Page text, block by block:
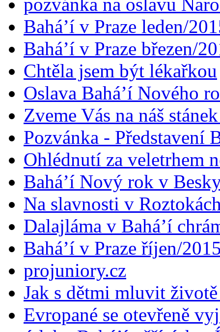
Bahá’í v Praze leden/
Bahá’í v Praze březen/
Chtěla jsem být lékařkou
Oslava Bahá’í Nového
Zveme Vás na náš
Pozvánka - Představení
Ohlédnutí za veletrhem
Bahá’í Nový rok v
Na slavnosti v
Dalajláma v Bahá’í
Bahá’í v Praze říjen/
projuniory.cz
Jak s dětmi mluvit
Evropané se otevřeně